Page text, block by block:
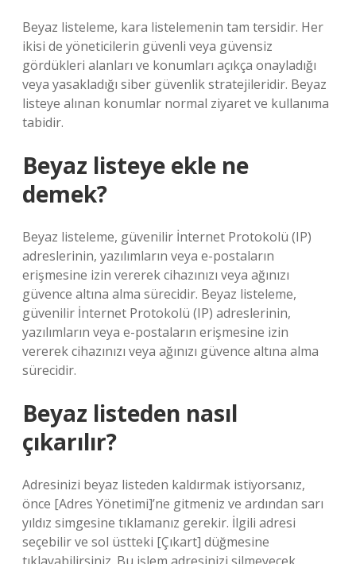
Beyaz listeleme, kara listelemenin tam tersidir. Her
ikisi de yöneticilerin güvenli veya güvensiz
gördükleri alanları ve konumları açıkça onayladığı
veya yasakladığı siber güvenlik stratejileridir. Beyaz
listeye alınan konumlar normal ziyaret ve kullanıma
tabidir.
Beyaz listeye ekle ne
demek?
Beyaz listeleme, güvenilir İnternet Protokolü (IP)
adreslerinin, yazılımların veya e-postaların
erişmesine izin vererek cihazınızı veya ağınızı
güvence altına alma sürecidir. Beyaz listeleme,
güvenilir İnternet Protokolü (IP) adreslerinin,
yazılımların veya e-postaların erişmesine izin
vererek cihazınızı veya ağınızı güvence altına alma
sürecidir.
Beyaz listeden nasıl
çıkarılır?
Adresinizi beyaz listeden kaldırmak istiyorsanız,
önce [Adres Yönetimi]’ne gitmeniz ve ardından sarı
yıldız simgesine tıklamanız gerekir. İlgili adresi
seçebilir ve sol üstteki [Çıkart] düğmesine